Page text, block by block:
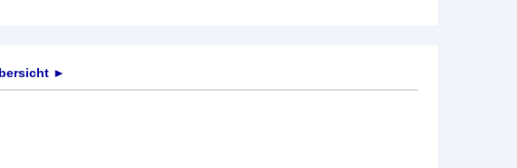
►